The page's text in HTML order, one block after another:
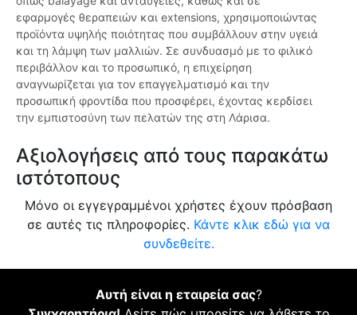
εφαρμογές θεραπειών και extensions, χρησιμοποιώντας
προϊόντα υψηλής ποιότητας που συμβάλλουν στην υγειά
και τη λάμψη των μαλλιών. Σε συνδυασμό με το φιλικό
περιβάλλον και το προσωπικό, η επιχείρηση
αναγνωρίζεται για τον επαγγελματισμό και την
προσωπική φροντίδα που προσφέρει, έχοντας κερδίσει
την εμπιστοσύνη των πελατών της στη Λάρισα.
Αξιολογήσεις από τους παρακάτω
ιστότοπους
Μόνο οι εγγεγραμμένοι χρήστες έχουν πρόσβαση
σε αυτές τις πληροφορίες. Κάντε κλικ εδώ για να
συνδεθείτε.
Αυτή είναι η εταιρεία σας?